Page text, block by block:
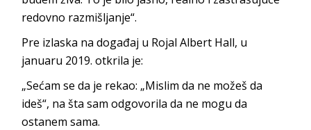
redovno razmišljanje“.
Pre izlaska na događaj u Rojal Albert Hall, u
januaru 2019. otkrila je:
„Sećam se da je rekao: „Mislim da ne možeš da
ideš“, na šta sam odgovorila da ne mogu da
ostanem sama.